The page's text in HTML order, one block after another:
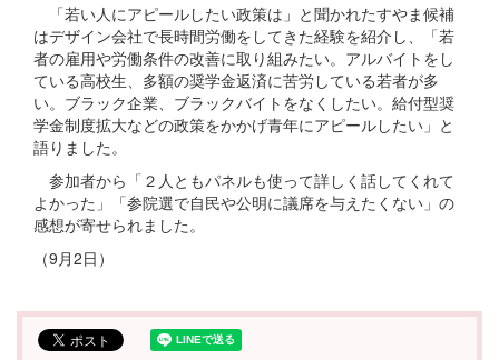
「若い人にアピールしたい政策は」と聞かれたすやま候補
はデザイン会社で長時間労働をしてきた経験を紹介し、「若
者の雇用や労働条件の改善に取り組みたい。アルバイトをし
ている高校生、多額の奨学金返済に苦労している若者が多
い。ブラック企業、ブラックバイトをなくしたい。給付型奨
学金制度拡大などの政策をかかげ青年にアピールしたい」と
語りました。
参加者から「２人ともパネルも使って詳しく話してくれて
よかった」「参院選で自民や公明に議席を与えたくない」の
感想が寄せられました。
（9月2日）